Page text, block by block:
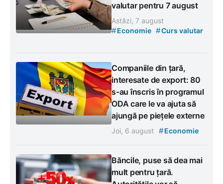
valutar pentru 7 august
Astăzi, 7 august
#Economie #Curs valutar
Companiile din țară,
interesate de export: 80
s-au înscris în programul
ODA care le va ajuta să
ajungă pe piețele externe
Joi, 6 august #Economie
Băncile, puse să dea mai
mult pentru țară.